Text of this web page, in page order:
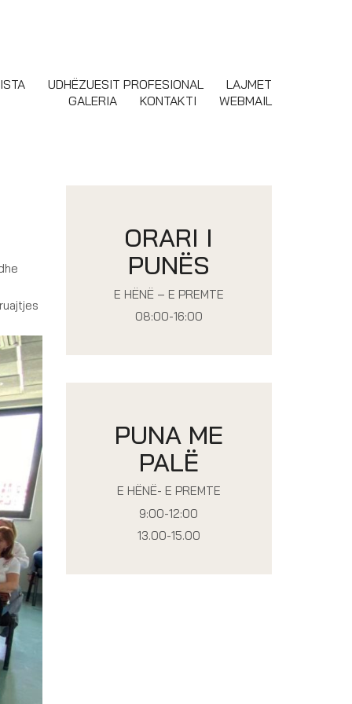
UDHËZUESIT PROFESIONAL
LAJMET
GALERIA
KONTAKTI WEBMAIL
ORARI I
PUNËS
E HËNË – E PREMTE
08:00-16:00
PUNA ME
PALË
E HËNË- E PREMTE
9:00-12:00
13.00-15.00